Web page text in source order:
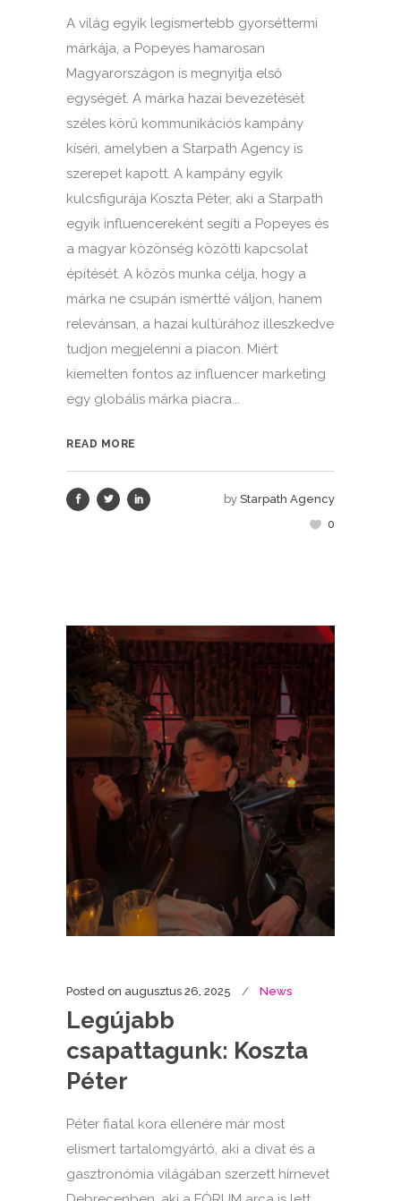
A világ egyik legismertebb gyorséttermi
márkája, a Popeyes hamarosan
Magyarországon is megnyitja első
egységét. A márka hazai bevezetését
széles körű kommunikációs kampány
kíséri, amelyben a Starpath Agency is
szerepet kapott. A kampány egyik
kulcsfigurája Koszta Péter, aki a Starpath
egyik influencereként segíti a Popeyes és
a magyar közönség közötti kapcsolat
építését. A közös munka célja, hogy a
márka ne csupán ismertté váljon, hanem
relevánsan, a hazai kultúrához illeszkedve
tudjon megjelenni a piacon. Miért
kiemelten fontos az influencer marketing
egy globális márka piacra...
READ MORE
by Starpath Agency
0
Posted on augusztus 26, 2025 News
Legújabb
csapattagunk: Koszta
Péter
Péter fiatal kora ellenére már most
elismert tartalomgyártó, aki a divat és a
gasztronómia világában szerzett hírnevet